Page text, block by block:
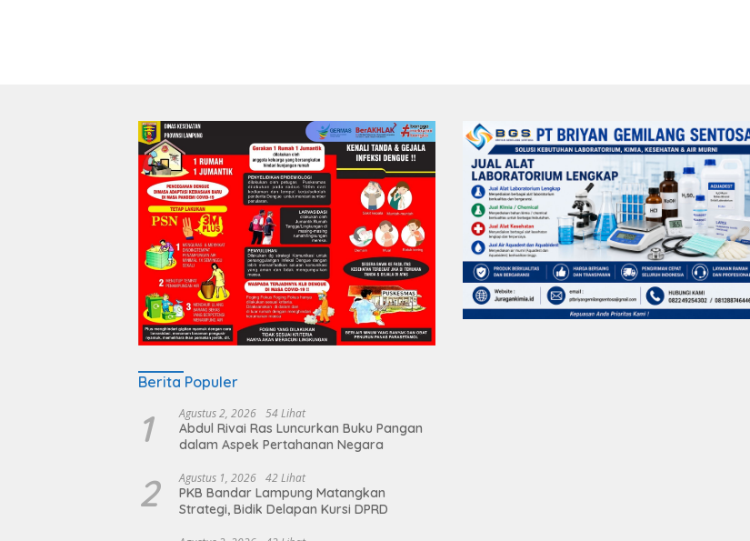
Berita Populer
1 Agustus 2, 2026 54 Lihat
Abdul Rivai Ras Luncurkan Buku Pangan
dalam Aspek Pertahanan Negara
2 Agustus 1, 2026 42 Lihat
PKB Bandar Lampung Matangkan
Strategi, Bidik Delapan Kursi DPRD